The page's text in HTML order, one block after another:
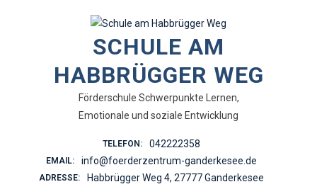
SCHULE AM
HABBRÜGGER WEG
Förderschule Schwerpunkte Lernen,
Emotionale und soziale Entwicklung
TELEFON: 042222358
EMAIL: info@foerderzentrum-ganderkesee.de
ADRESSE: Habbrügger Weg 4, 27777 Ganderkesee